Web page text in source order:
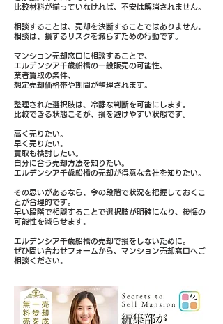
比較材料が揃っていなければ、不安は解消されません。
相談することは、売却を決断することではありません。
相談は、損するリスクを減らすための行動です。
マンション売却窓口に相談することで、
エルデンシア千歳船橋の一般販売の可能性、
業者買取の条件、
想定売却価格帯や期間が整理されます。
整理された選択肢は、冷静な判断を可能にします。
比較できる状態こそが、損を避けやすい状態です。
高く売りたい。
早く売りたい。
買取も検討したい。
自分に合う売却方法を知りたい。
エルデンシア千歳船橋の売却が得意な会社を知りたい。
その思いがあるなら、今の段階で状況を把握しておくこ
とが合理的です。
早い段階で相談することで選択肢が明確になり、後悔の
可能性を減らせます。
エルデンシア千歳船橋の売却で損をしないために。
ぜひ問い合わせフォームから、マンション売却窓口へご
相談ください。